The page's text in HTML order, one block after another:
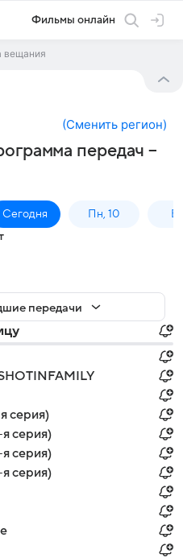
Фильмы онлайн
вещания
(Сменить регион)
передач –
Сегодня Пн, 10
передачи
серия)
серия)
серия)
серия)